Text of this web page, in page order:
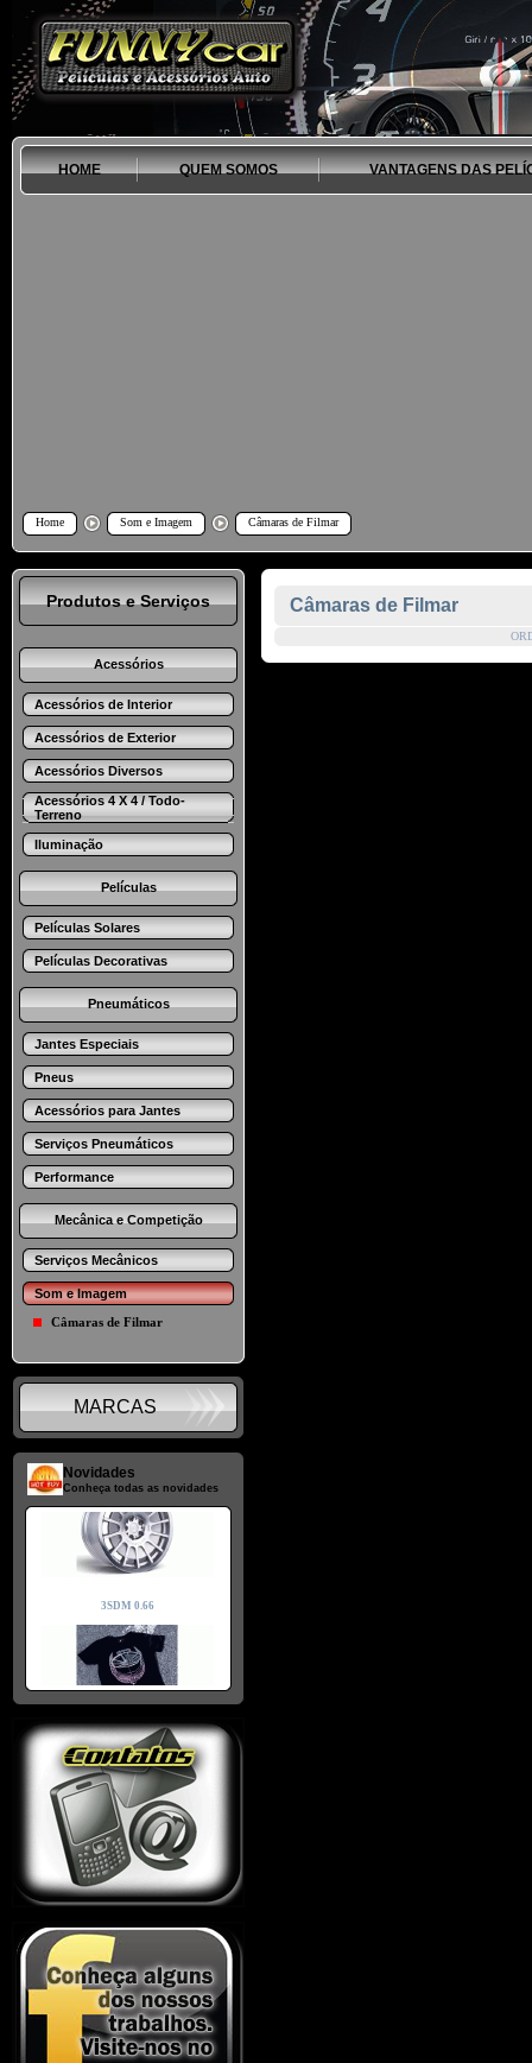
HOME QUEM SOMOS VANTAGENS DAS
Home Som e Imagem Câmaras de Filmar
Produtos e Serviços
Acessórios
Acessórios de Interior
Acessórios de Exterior
Acessórios Diversos
Acessórios 4 X 4 / Todo-
Terreno
Iluminação
Películas
Películas Solares
Películas Decorativas
Pneumáticos
Jantes Especiais
Pneus
Acessórios para Jantes
Serviços Pneumáticos
Performance
Mecânica e Competição
Serviços Mecânicos
Som e Imagem
Câmaras de Filmar
MARCAS
Novidades
Conheça todas as novidades
Câmaras de Filmar